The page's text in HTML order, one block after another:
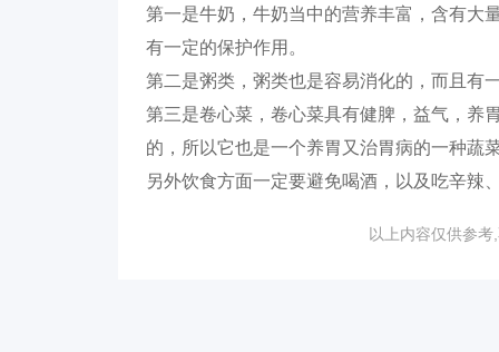
第一是牛奶，牛奶当中的营养丰富，含有大
有一定的保护作用。
第二是粥类，粥类也是容易消化的，而且有
第三是卷心菜，卷心菜具有健脾，益气，养
的，所以它也是一个养胃又治胃病的一种蔬
另外饮食方面一定要避免喝酒，以及吃辛辣
以上内容仅供参